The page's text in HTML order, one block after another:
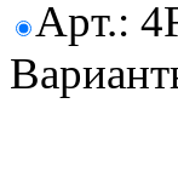
Арт.: